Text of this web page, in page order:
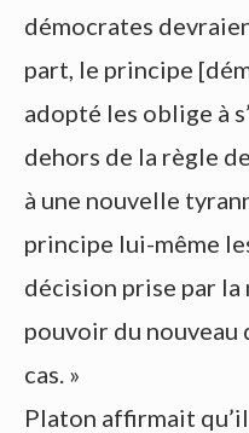
démocrates
part, le principe
adopté les oblige à
dehors de la règle
à une nouvelle
principe lui-même
décision prise par
pouvoir du nouveau
cas. »
Platon affirmait